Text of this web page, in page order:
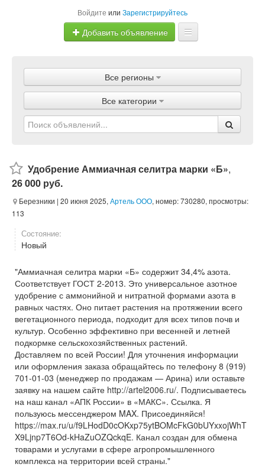
Войдите или Зарегистрируйтесь
Добавить объявление
Объявления
Магазины
Услуги
Все регионы
Все категории
Удобрение Аммиачная селитра марки «Б»,
26 000 руб.
Березники | 20 июня 2025, Артель ООО, номер: 730280, просмотры:
113
Состояние:
Новый
"Аммиачная селитра марки «Б» содержит 34,4% азота.
Соответствует ГОСТ 2-2013. Это универсальное азотное
удобрение с аммонийной и нитратной формами азота в
равных частях. Оно питает растения на протяжении всего
вегетационного периода, подходит для всех типов почв и
культур. Особенно эффективно при весенней и летней
подкормке сельскохозяйственных растений.
Доставляем по всей России! Для уточнения информации
или оформления заказа обращайтесь по телефону 8 (919)
701-01-03 (менеджер по продажам — Арина) или оставьте
заявку на нашем сайте http://artel2006.ru/. Подписываетесь
на наш канал «АПК России» в «МАКС». Ссылка. Я
пользуюсь мессенджером MAX. Присоединяйся!
https://max.ru/u/f9LHodD0cOKxp75ytBOMcFkG0bUYxxojWhT
X9Ljnp7T6Od-kHaZuOZQckqE. Канал создан для обмена
товарами и услугами в сфере агропромышленного
комплекса на территории всей страны."